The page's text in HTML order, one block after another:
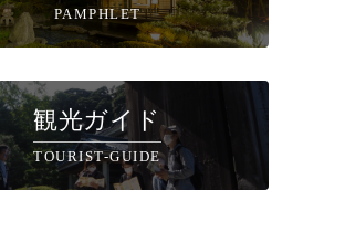
PAMPHLET
観光ガイド
TOURIST-GUIDE